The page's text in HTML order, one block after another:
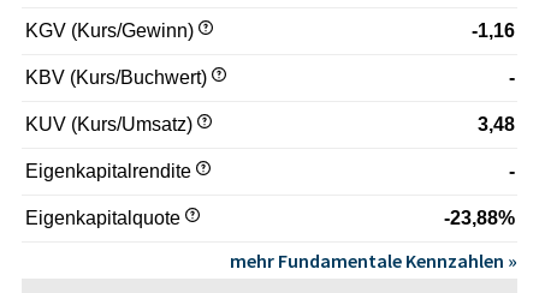
KGV (Kurs/Gewinn) -1,16
KBV (Kurs/Buchwert) -
KUV (Kurs/Umsatz) 3,48
Eigenkapitalrendite -
Eigenkapitalquote -23,88%
mehr Fundamentale Kennzahlen »